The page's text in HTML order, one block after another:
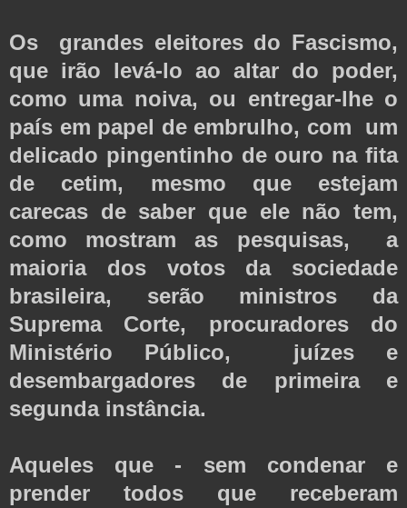
Os grandes eleitores do Fascismo,
que irão levá-lo ao altar do poder,
como uma noiva, ou entregar-lhe o
país em papel de embrulho, com um
delicado pingentinho de ouro na fita
de cetim, mesmo que estejam
carecas de saber que ele não tem,
como mostram as pesquisas, a
maioria dos votos da sociedade
brasileira, serão ministros da
Suprema Corte, procuradores do
Ministério Público, juízes e
desembargadores de primeira e
segunda instância.
Aqueles que - sem condenar e
prender todos que receberam